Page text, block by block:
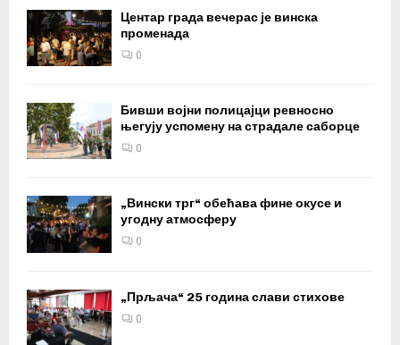
Центар града вечерас је винска
променада
0
Бивши војни полицајци ревносно
његују успомену на страдале саборце
0
„Вински трг“ обећава фине окусе и
угодну атмосферу
0
„Прљача“ 25 година слави стихове
0